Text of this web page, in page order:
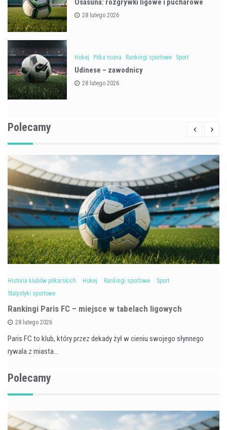
Osasuna: rozgrywki ligowe i pucharowe
28 lutego 2026
Hokej Piłka nożna Rankingi sportowe Sport
Udinese – zawodnicy
28 lutego 2026
Polecamy
Historia klubów piłkarskich Hokej Rankingi sportowe
Sport
Statystyki sportowe
Rankingi Paris FC – miejsce w tabelach ligowych
28 lutego 2026
Paris FC to klub, który przez dekady żył w cieniu swojego słynnego
rywala z miasta…
Polecamy